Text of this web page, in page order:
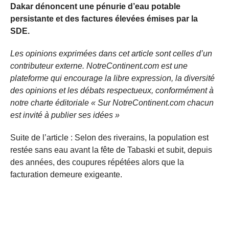
Dakar dénoncent une pénurie d’eau potable
persistante et des factures élevées émises par la
SDE.
Les opinions exprimées dans cet article sont celles d’un
contributeur externe. NotreContinent.com est une
plateforme qui encourage la libre expression, la diversité
des opinions et les débats respectueux, conformément à
notre charte éditoriale « Sur NotreContinent.com chacun
est invité à publier ses idées »
Suite de l’article : Selon des riverains, la population est
restée sans eau avant la fête de Tabaski et subit, depuis
des années, des coupures répétées alors que la
facturation demeure exigeante.